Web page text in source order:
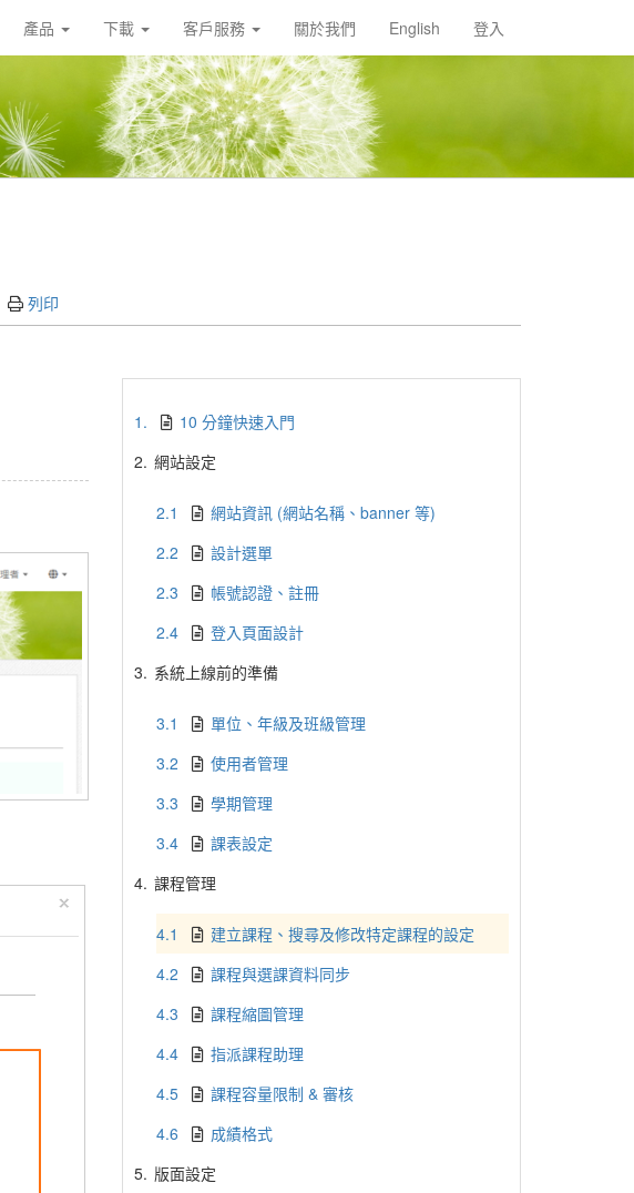
產品 下載 客戶服務 關於我們 English 登入
列印
1.
10 分鐘快速入門
2. 網站設定
2.1
網站資訊 (網站名稱、banner 等)
2.2
設計選單
2.3
帳號認證、註冊
2.4
登入頁面設計
3. 系統上線前的準備
3.1
單位、年級及班級管理
3.2
使用者管理
3.3
學期管理
3.4
課表設定
4. 課程管理
4.1
建立課程、搜尋及修改特定課程的設定
4.2
課程與選課資料同步
4.3
課程縮圖管理
4.4
指派課程助理
4.5
課程容量限制 & 審核
4.6
成績格式
5. 版面設定